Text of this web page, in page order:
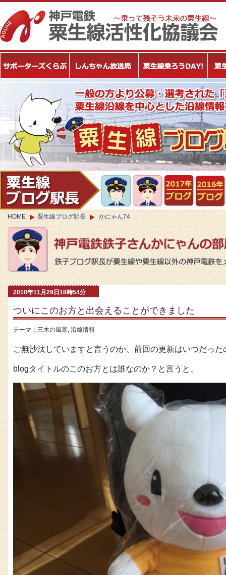
HOME 粟生線ブログ駅長 かにゃん74
2018年11月29日18時54分
ついにこのお方と出会えることができました
テーマ： 三木の風景, 沿線情報
ご無沙汰していますと言うのか、前回の更新はいつだっ
blogタイトルのこのお方とは誰なのか？と言うと、